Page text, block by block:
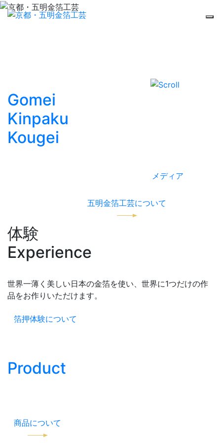
Gomei
Kinpaku
Kougei
メディア
五明金箔工芸について
体験
Experience
世界一薄く美しい日本の金箔を使い、 世界に1つだけの作
品をお作りいただけます。
箔押体験について
Product
商品について